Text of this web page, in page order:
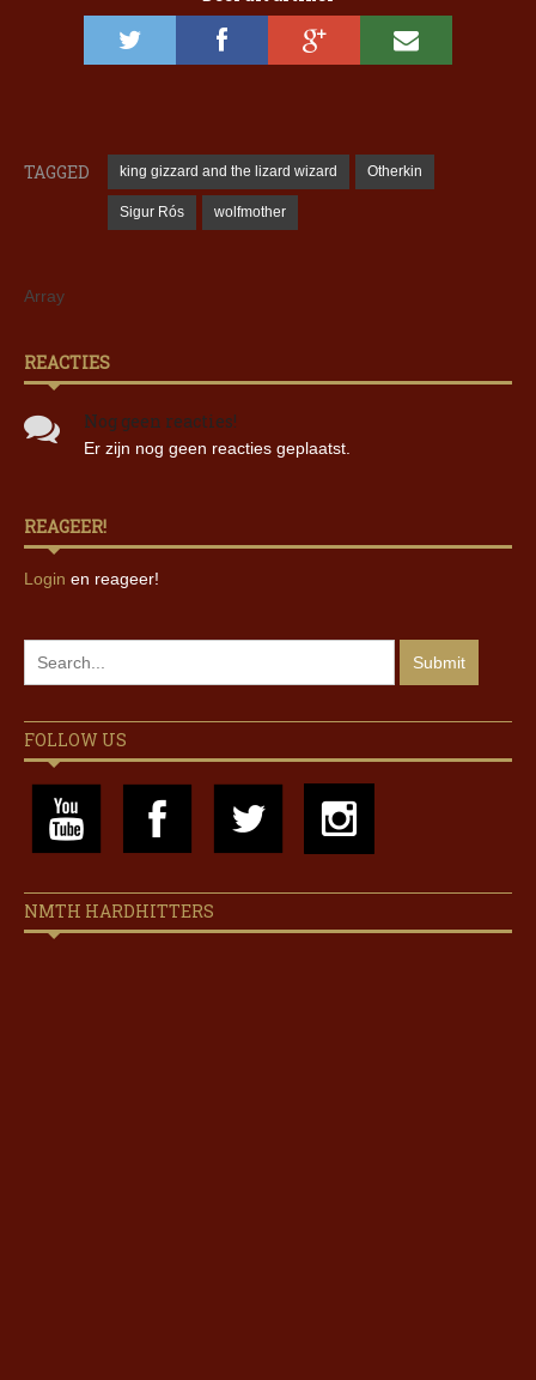
TAGGED king gizzard and the lizard wizard Otherkin
Sigur Rós wolfmother
Array
REACTIES
Nog geen reacties!
Er zijn nog geen reacties geplaatst.
REAGEER!
Login en reageer!
FOLLOW US
NMTH HARDHITTERS